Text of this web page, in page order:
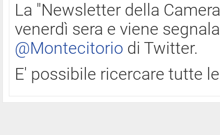
La "Newsletter della
venerdì sera e viene
@Montecitorio di Twitter.
E' possibile ricercare tutte